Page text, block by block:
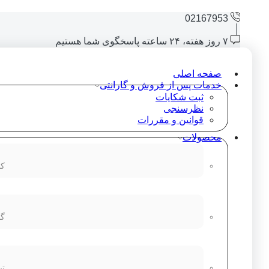
02167953
۷ روز هفته، ۲۴ ساعته پاسخگوی شما هستیم
صفحه اصلی
خدمات پس از فروش و گارانتی
ثبت شکایات
نظرسنجی
قوانین و مقررات
محصولات